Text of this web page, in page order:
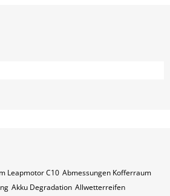
Leapmotor C10 Abmessungen Kofferraum
Akku Degradation Allwetterreifen